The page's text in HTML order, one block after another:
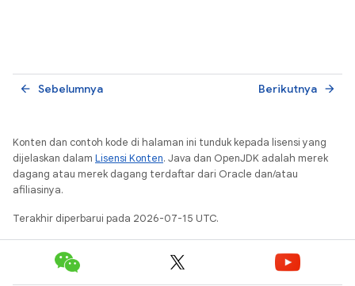
Sebelumnya
arrow_back Berikutnya arrow_forward
Konten dan contoh kode di halaman ini tunduk kepada lisensi yang
dijelaskan dalam Lisensi Konten. Java dan OpenJDK adalah merek
dagang atau merek dagang terdaftar dari Oracle dan/atau
afiliasinya.
Terakhir diperbarui pada 2026-07-15 UTC.